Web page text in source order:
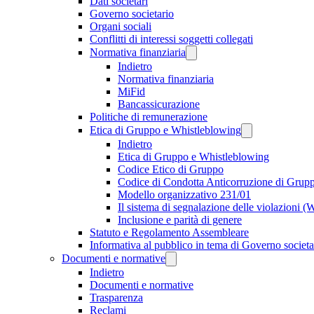
Governo societario
Organi sociali
Conflitti di interessi soggetti collegati
Normativa finanziaria
Indietro
Normativa finanziaria
MiFid
Bancassicurazione
Politiche di remunerazione
Etica di Gruppo e Whistleblowing
Indietro
Etica di Gruppo e Whistleblowing
Codice Etico di Gruppo
Codice di Condotta Anticorruzione di
Modello organizzativo 231/01
Il sistema di segnalazione delle violazioni
Inclusione e parità di genere
Statuto e Regolamento Assembleare
Informativa al pubblico in tema di Governo
Documenti e normative
Indietro
Documenti e normative
Trasparenza
Reclami